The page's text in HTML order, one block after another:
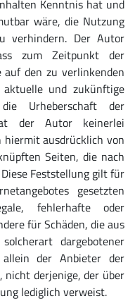
Kenntnis hat und
wäre, die Nutzung
verhindern. Der Autor
zum Zeitpunkt der
den zu verlinkenden
und zukünftige
Urheberschaft der
der Autor keinerlei
hiermit ausdrücklich von
Seiten, die nach
Feststellung gilt für
gesetzten
fehlerhafte oder
für Schäden, die aus
dargebotener
der Anbieter der
nicht derjenige, der über
lediglich verweist.